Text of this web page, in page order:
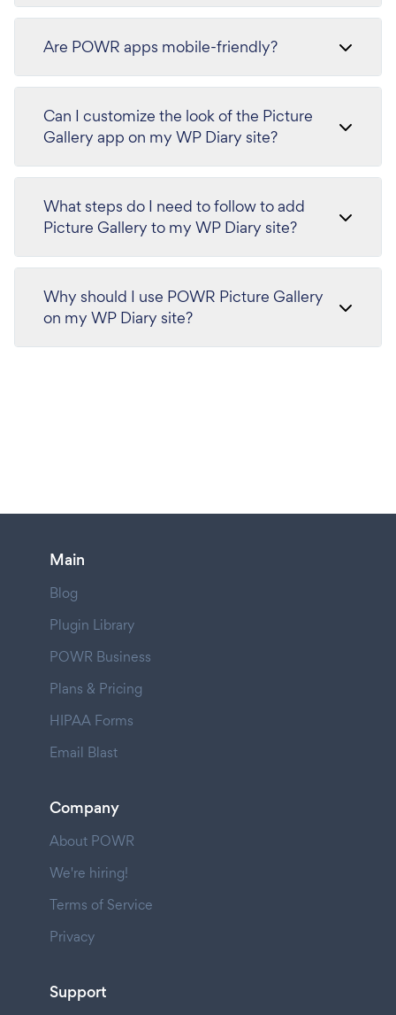
Are POWR apps mobile-friendly?
Can I customize the look of the Picture
Gallery app on my WP Diary site?
What steps do I need to follow to add
Picture Gallery to my WP Diary site?
Why should I use POWR Picture Gallery
on my WP Diary site?
Main
Blog
Plugin Library
POWR Business
Plans & Pricing
HIPAA Forms
Email Blast
Company
About POWR
We're hiring!
Terms of Service
Privacy
Support